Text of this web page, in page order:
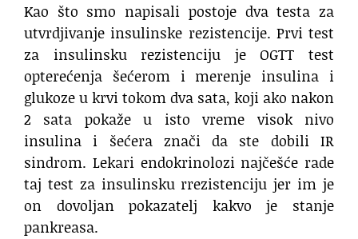
Kao što smo napisali postoje dva testa za
utvrdjivanje insulinske rezistencije. Prvi test
za insulinsku rezistenciju je OGTT test
opterećenja šećerom i merenje insulina i
glukoze u krvi tokom dva sata, koji ako nakon
2 sata pokaže u isto vreme visok nivo
insulina i šećera znači da ste dobili IR
sindrom. Lekari endokrinolozi najčešće rade
taj test za insulinsku rrezistenciju jer im je
on dovoljan pokazatelj kakvo je stanje
pankreasa.